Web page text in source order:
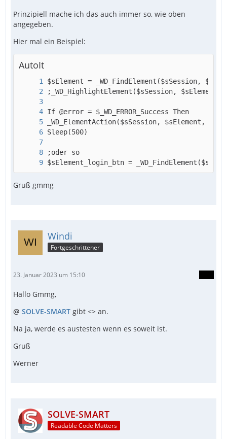
Alles anzeigen
Hier kann ich keinen richtigen xPath finden.
Bild 2 .JPG
vernünftiges.
Aber wie du schon geschrieben hast, es läuft nicht
sowas hatte ich auch noch nie.
Nochmals Danke
viele Grüße
Werner
Prinzipiell mache ich das auch immer so, wie oben
angegeben.
Hier mal ein Beispiel:
AutoIt
$sElement_login_btn =
Gruß gmmg
Windi
Fortgeschrittener
23. Januar 2023 um 15:10
Hallo Gmmg,
@ SOLVE-SMART gibt <> an.
Na ja, werde es austesten wenn es soweit ist.
Gruß
Werner
SOLVE-SMART
Readable Code Matters